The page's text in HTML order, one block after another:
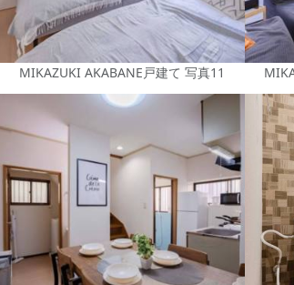
MIKAZUKI AKABANE戸建て 写真11